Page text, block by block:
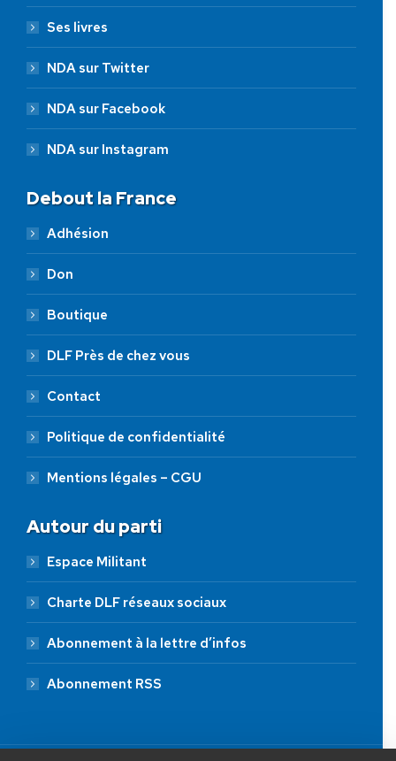
Ses livres
NDA sur Twitter
NDA sur Facebook
NDA sur Instagram
Debout la France
Adhésion
Don
Boutique
DLF Près de chez vous
Contact
Politique de confidentialité
Mentions légales – CGU
Autour du parti
Espace Militant
Charte DLF réseaux sociaux
Abonnement à la lettre d’infos
Abonnement RSS